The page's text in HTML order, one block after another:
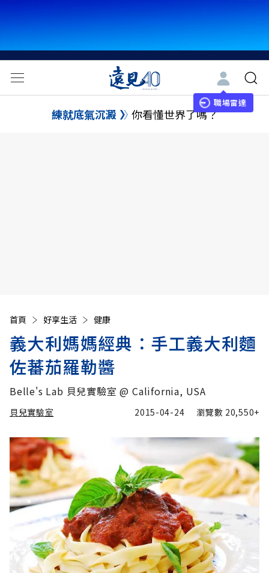
職場雷達
練就底氣沉澱 你看懂世界了嗎？
首頁 好享生活 健康
義大利媽媽經典：手工義大利麵
佐蕃茄羅勒醬
Belle's Lab 貝兒實驗室 @ California, USA
貝兒實驗室 2015-04-24 瀏覽數 20,550+